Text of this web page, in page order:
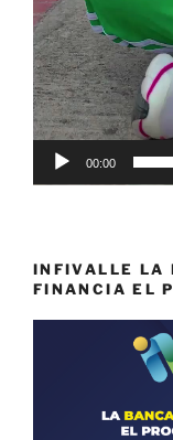
00:00
INFIVALLE LA
FINANCIA EL